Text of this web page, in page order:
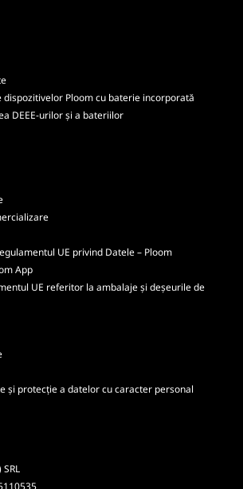
Ploom cu baterie incorporată
DEEE-urilor și a bateriilor
UE privind Datele – Ploom
App
UE referitor la ambalaje și deșeurile de
și protecție a datelor cu caracter personal